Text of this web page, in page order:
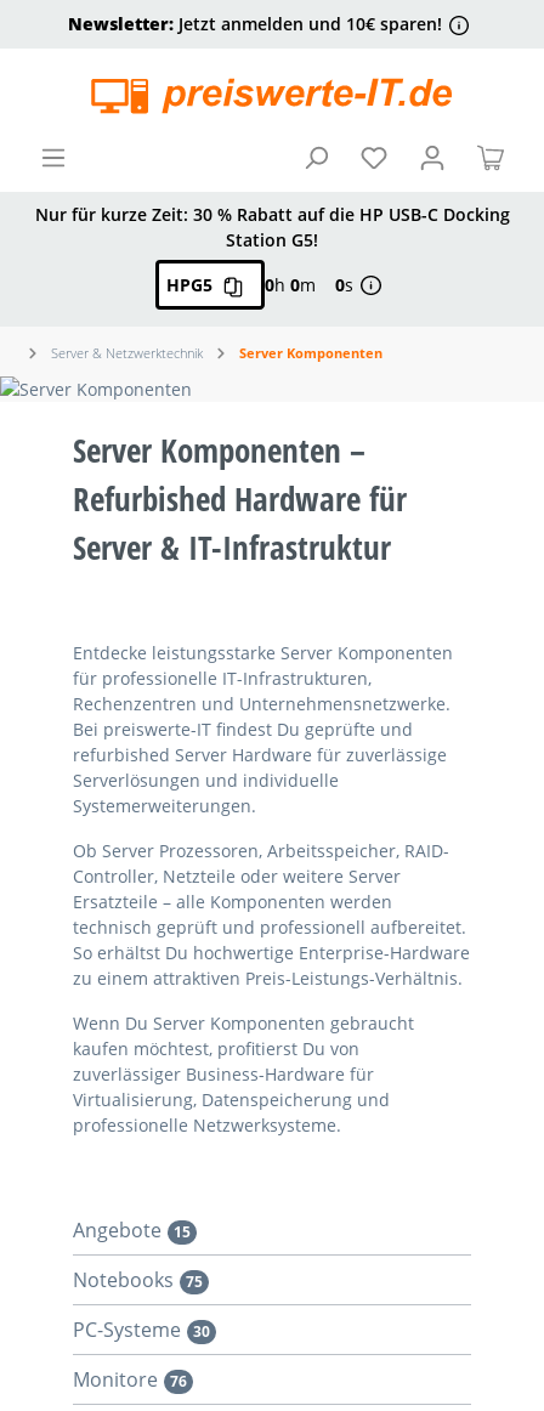
springen
Newsletter:Jetzt anmelden und 10€ sparen!
Nur für kurze Zeit: 30 % Rabatt auf die HP USB-C Docking
Station G5!
HPG5
0h 0m 0s
Server & Netzwerktechnik Server Komponenten
Server Komponenten –
Refurbished Hardware für
Server & IT-Infrastruktur
Entdecke leistungsstarke Server Komponenten
für professionelle IT-Infrastrukturen,
Rechenzentren und Unternehmensnetzwerke.
Bei preiswerte-IT findest Du geprüfte und
refurbished Server Hardware für zuverlässige
Serverlösungen und individuelle
Systemerweiterungen.
Ob Server Prozessoren, Arbeitsspeicher, RAID-
Controller, Netzteile oder weitere Server
Ersatzteile – alle Komponenten werden
technisch geprüft und professionell aufbereitet.
So erhältst Du hochwertige Enterprise-Hardware
zu einem attraktiven Preis-Leistungs-Verhältnis.
Wenn Du Server Komponenten gebraucht
kaufen möchtest, profitierst Du von
zuverlässiger Business-Hardware für
Virtualisierung, Datenspeicherung und
professionelle Netzwerksysteme.
Angebote 15
Notebooks 75
PC-Systeme 30
Monitore 76